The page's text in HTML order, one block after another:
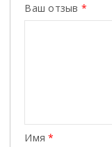
Ваш отзыв *
Имя*